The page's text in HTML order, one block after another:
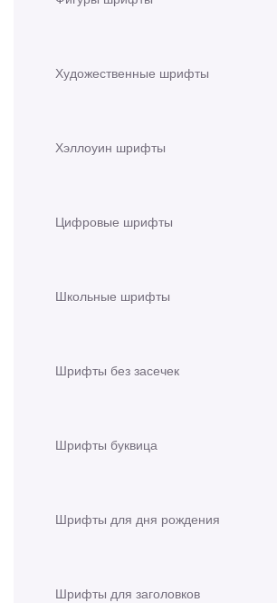
Художественные шрифты
Хэллоуин шрифты
Цифровые шрифты
Школьные шрифты
Шрифты без засечек
Шрифты буквица
Шрифты для дня рождения
Шрифты для заголовков